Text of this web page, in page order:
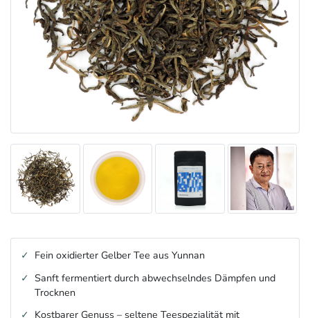
Fein oxidierter Gelber Tee aus Yunnan
Sanft fermentiert durch abwechselndes Dämpfen und
Trocknen
Kostbarer Genuss – seltene Teespezialität mit